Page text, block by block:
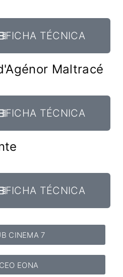
FICHA TÉCNICA
Maltracé
FICHA TÉCNICA
FICHA TÉCNICA
CINEMA 7
EONA